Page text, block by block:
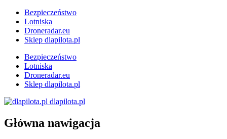
Bezpieczeństwo
Lotniska
Droneradar.eu
Sklep dlapilota.pl
Bezpieczeństwo
Lotniska
Droneradar.eu
Sklep dlapilota.pl
dlapilota.pl
Główna nawigacja